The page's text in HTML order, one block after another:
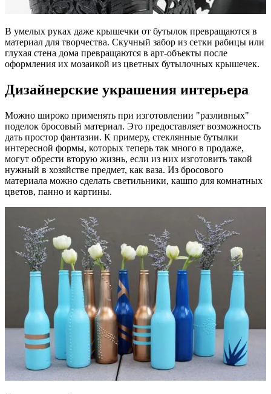
В умелых руках даже крышечки от бутылок превращаются в
материал для творчества. Скучный забор из сетки рабицы или
глухая стена дома превращаются в арт-объекты после
оформления их мозаикой из цветных бутылочных крышечек.
Дизайнерские украшения интерьера
Можно широко применять при изготовлении "разливных"
поделок бросовый материал. Это предоставляет возможность
дать простор фантазии. К примеру, стеклянные бутылки
интересной формы, которых теперь так много в продаже,
могут обрести вторую жизнь, если из них изготовить такой
нужный в хозяйстве предмет, как ваза. Из бросового
материала можно сделать светильники, кашпо для комнатных
цветов, панно и картины.